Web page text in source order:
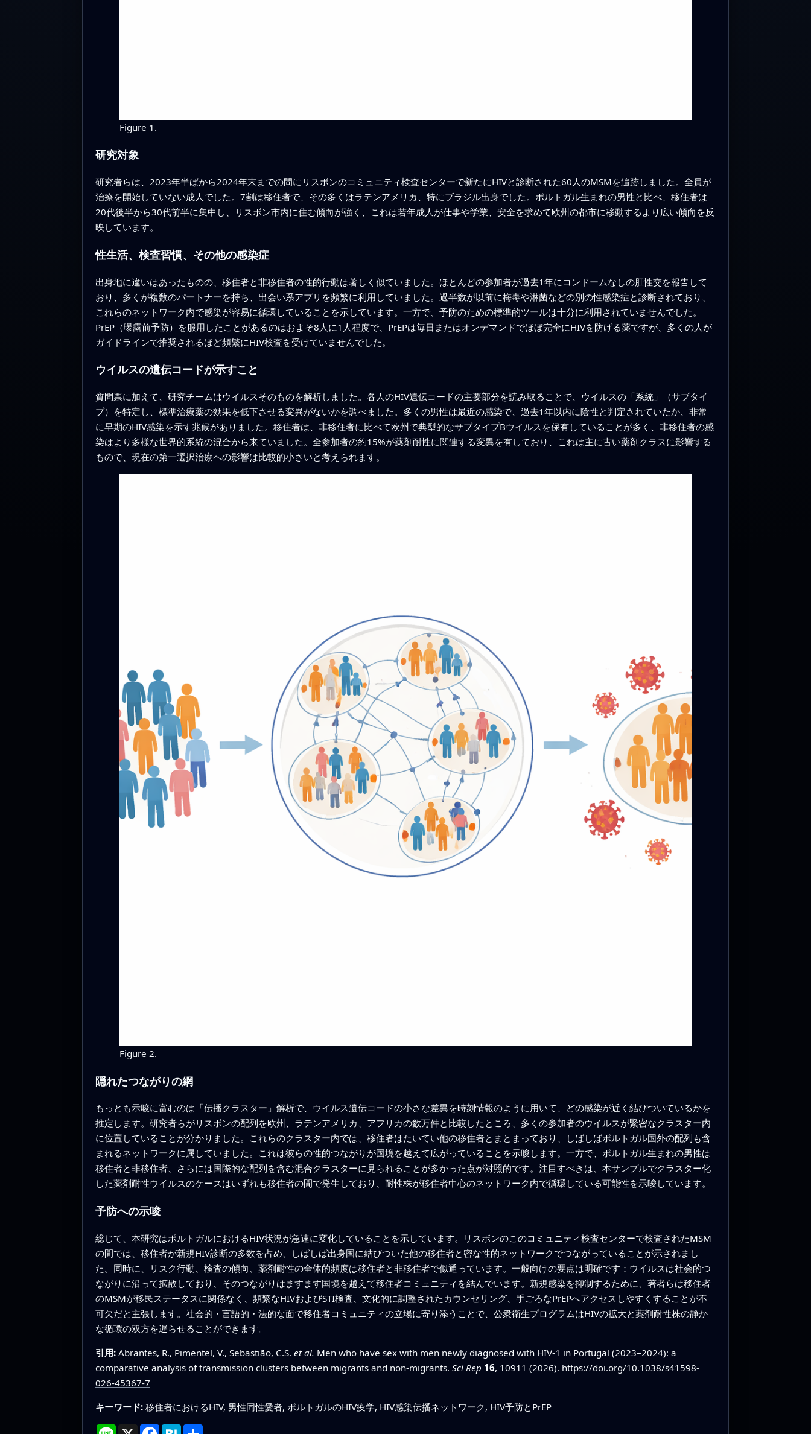
Figure 1.
研究対象
研究者らは、2023年半ばから2024年末までの間にリスボンのコミュニティ検査センターで新たにHIVと診断された60人のMSMを追跡しました。全員が
治療を開始していない成人でした。7割は移住者で、その多くはラテンアメリカ、特にブラジル出身でした。ポルトガル生まれの男性と比べ、移住者は
20代後半から30代前半に集中し、リスボン市内に住む傾向が強く、これは若年成人が仕事や学業、安全を求めて欧州の都市に移動するより広い傾向を反
映しています。
性生活、検査習慣、その他の感染症
出身地に違いはあったものの、移住者と非移住者の性的行動は著しく似ていました。ほとんどの参加者が過去1年にコンドームなしの肛性交を報告して
おり、多くが複数のパートナーを持ち、出会い系アプリを頻繁に利用していました。過半数が以前に梅毒や淋菌などの別の性感染症と診断されており、
これらのネットワーク内で感染が容易に循環していることを示しています。一方で、予防のための標準的ツールは十分に利用されていませんでした。
PrEP（曝露前予防）を服用したことがあるのはおよそ8人に1人程度で、PrEPは毎日またはオンデマンドでほぼ完全にHIVを防げる薬ですが、多くの人が
ガイドラインで推奨されるほど頻繁にHIV検査を受けていませんでした。
ウイルスの遺伝コードが示すこと
質問票に加えて、研究チームはウイルスそのものを解析しました。各人のHIV遺伝コードの主要部分を読み取ることで、ウイルスの「系統」（サブタイ
プ）を特定し、標準治療薬の効果を低下させる変異がないかを調べました。多くの男性は最近の感染で、過去1年以内に陰性と判定されていたか、非常
に早期のHIV感染を示す兆候がありました。移住者は、非移住者に比べて欧州で典型的なサブタイプBウイルスを保有していることが多く、非移住者の感
染はより多様な世界的系統の混合から来ていました。全参加者の約15%が薬剤耐性に関連する変異を有しており、これは主に古い薬剤クラスに影響する
もので、現在の第一選択治療への影響は比較的小さいと考えられます。
Figure 2.
隠れたつながりの網
もっとも示唆に富むのは「伝播クラスター」解析で、ウイルス遺伝コードの小さな差異を時刻情報のように用いて、どの感染が近く結びついているかを
推定します。研究者らがリスボンの配列を欧州、ラテンアメリカ、アフリカの数万件と比較したところ、多くの参加者のウイルスが緊密なクラスター内
に位置していることが分かりました。これらのクラスター内では、移住者はたいてい他の移住者とまとまっており、しばしばポルトガル国外の配列も含
まれるネットワークに属していました。これは彼らの性的つながりが国境を越えて広がっていることを示唆します。一方で、ポルトガル生まれの男性は
移住者と非移住者、さらには国際的な配列を含む混合クラスターに見られることが多かった点が対照的です。注目すべきは、本サンプルでクラスター化
した薬剤耐性ウイルスのケースはいずれも移住者の間で発生しており、耐性株が移住者中心のネットワーク内で循環している可能性を示唆しています。
予防への示唆
総じて、本研究はポルトガルにおけるHIV状況が急速に変化していることを示しています。リスボンのこのコミュニティ検査センターで検査されたMSM
の間では、移住者が新規HIV診断の多数を占め、しばしば出身国に結びついた他の移住者と密な性的ネットワークでつながっていることが示されまし
た。同時に、リスク行動、検査の傾向、薬剤耐性の全体的頻度は移住者と非移住者で似通っています。一般向けの要点は明確です：ウイルスは社会的つ
ながりに沿って拡散しており、そのつながりはますます国境を越えて移住者コミュニティを結んでいます。新規感染を抑制するために、著者らは移住者
のMSMが移民ステータスに関係なく、頻繁なHIVおよびSTI検査、文化的に調整されたカウンセリング、手ごろなPrEPへアクセスしやすくすることが不
可欠だと主張します。社会的・言語的・法的な面で移住者コミュニティの立場に寄り添うことで、公衆衛生プログラムはHIVの拡大と薬剤耐性株の静か
な循環の双方を遅らせることができます。
引用: Abrantes, R., Pimentel, V., Sebastião, C.S. et al. Men who have sex with men newly diagnosed with HIV-1 in Portugal (2023–2024): a
comparative analysis of transmission clusters between migrants and non-migrants. Sci Rep 16, 10911 (2026). https://doi.org/10.1038/s41598-
026-45367-7
キーワード: 移住者におけるHIV, 男性同性愛者, ポルトガルのHIV疫学, HIV感染伝播ネットワーク, HIV予防とPrEP
Line X Facebook
Hatena
共